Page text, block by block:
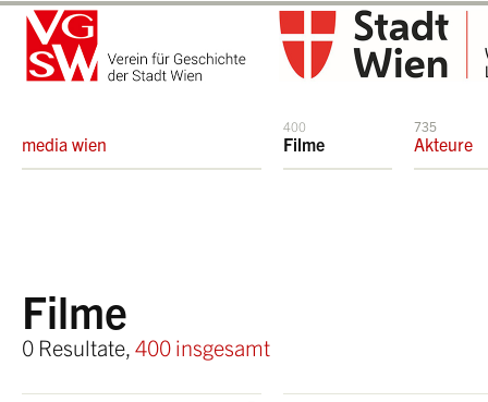
media wien
400
Filme
735
Akteure
Filme
0 Resultate, 400 insgesamt